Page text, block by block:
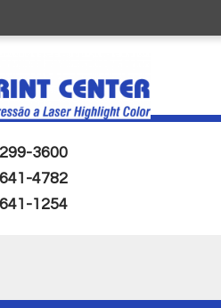
3600
4782
1254